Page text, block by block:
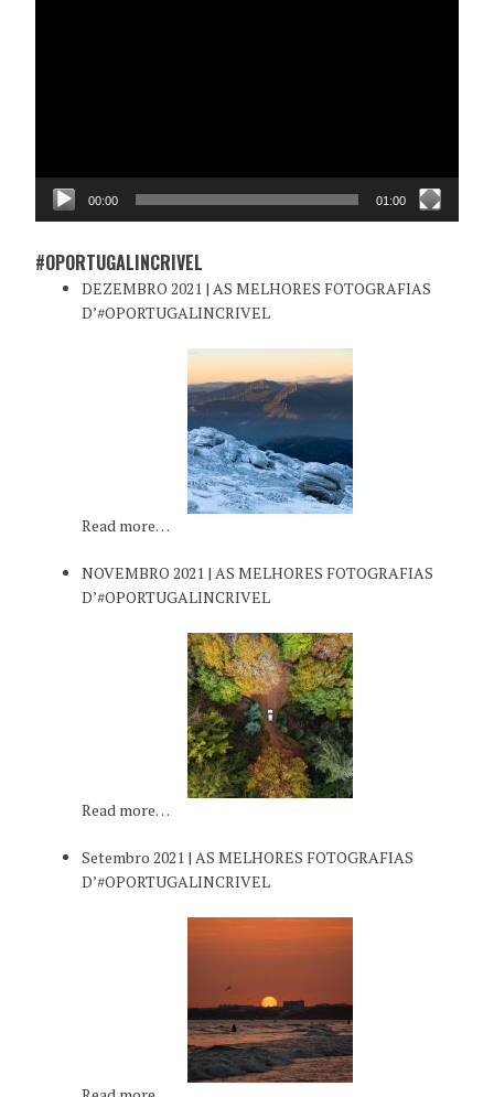
00:00 01:00
#OPORTUGALINCRIVEL
DEZEMBRO 2021 | AS MELHORES FOTOGRAFIAS
D’#OPORTUGALINCRIVEL
Read more…
NOVEMBRO 2021 | AS MELHORES FOTOGRAFIAS
D’#OPORTUGALINCRIVEL
Read more…
Setembro 2021 | AS MELHORES FOTOGRAFIAS
D’#OPORTUGALINCRIVEL